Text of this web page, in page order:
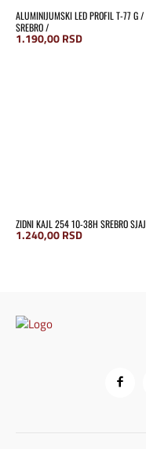
ALUMINIJUMSKI LED PROFIL T-77 G /
SREBRO /
1.190,00RSD
ZIDNI KAJL 254 10-38H SREBRO SJAJ
1.240,00RSD